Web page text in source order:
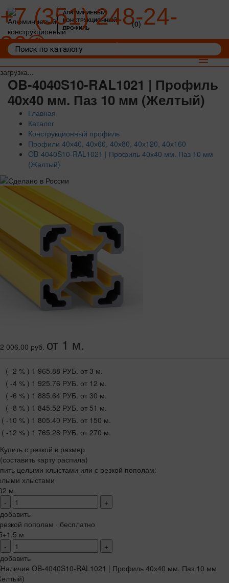
загрузка...
АЛЮМИНИЕВЫЙ
КОНСТРУКЦИОННЫЙ
ПРОФИЛЬ
+7 (351) 248-24-
36
(0)
Toggle
OB-4040S10-RAL1021 | Профиль
40х40 мм. Паз 10 мм (Желтый)
Главная
Каталог
Конструкционный профиль
Профили 40х40, 40х60, 40х80, 40х120, 40х160
OB-4040S10-RAL1021 | Профиль 40х40 мм. Паз 10 мм
(Желтый)
2 006.00 руб. от 1 м.
( -2 % ) 1 965.88 РУБ. от 3 м.
( -4 % ) 1 925.76 РУБ. от 12 м.
( -6 % ) 1 885.64 РУБ. от 30 м.
( -8 % ) 1 845.52 РУБ. от 51 м.
( -10 % ) 1 805.40 РУБ. от 150 м.
( -12 % ) 1 765.28 РУБ. от 270 м.
Купить с резкой в размер
(составить карту распила)
целыми хлыстами или с резкой пополам:
хлыстами
м
-
+
добавить
пополам · бесплатно
м
-
+
добавить